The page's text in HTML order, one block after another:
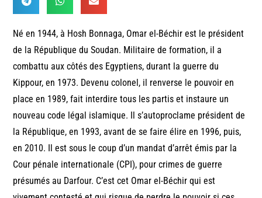
Né en 1944, à Hosh Bonnaga, Omar el-Béchir est le président
de la République du Soudan. Militaire de formation, il a
combattu aux côtés des Egyptiens, durant la guerre du
Kippour, en 1973. Devenu colonel, il renverse le pouvoir en
place en 1989, fait interdire tous les partis et instaure un
nouveau code légal islamique. Il s’autoproclame président de
la République, en 1993, avant de se faire élire en 1996, puis,
en 2010. Il est sous le coup d’un mandat d’arrêt émis par la
Cour pénale internationale (CPI), pour crimes de guerre
présumés au Darfour. C’est cet Omar el-Béchir qui est